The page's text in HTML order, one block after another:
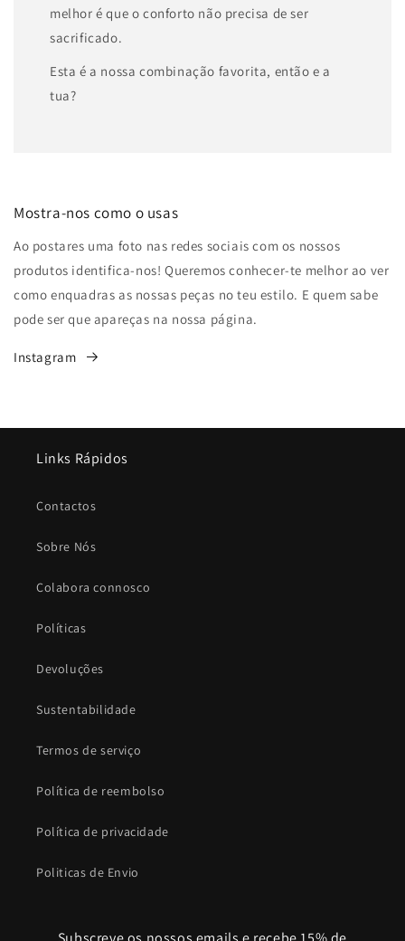
melhor é que o conforto não precisa de ser
sacrificado.
Esta é a nossa combinação favorita, então e a
tua?
Mostra-nos como o usas
Ao postares uma foto nas redes sociais com os nossos
produtos identifica-nos! Queremos conhecer-te melhor ao ver
como enquadras as nossas peças no teu estilo. E quem sabe
pode ser que apareças na nossa página.
Instagram
Links Rápidos
Contactos
Sobre Nós
Colabora connosco
Políticas
Devoluções
Sustentabilidade
Termos de serviço
Política de reembolso
Política de privacidade
Politicas de Envio